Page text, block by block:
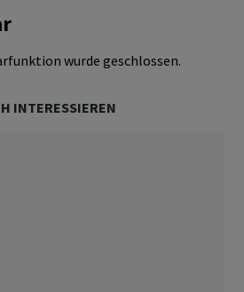
wurde geschlossen.
INTERESSIEREN